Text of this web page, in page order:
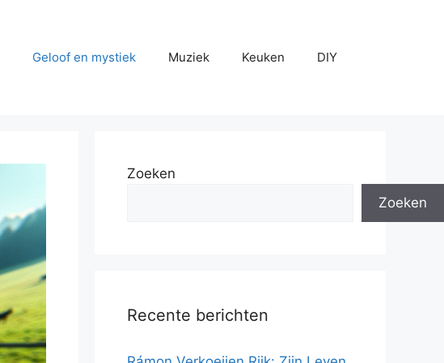
Geloof en mystiek Muziek Keuken DIY
Zoeken
Zoeken
Recente berichten